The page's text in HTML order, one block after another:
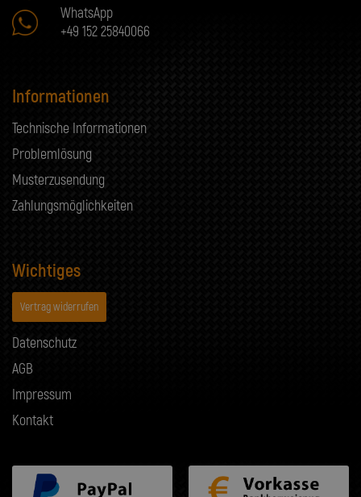
WhatsApp
+49 152 25840066
Informationen
Technische Informationen
Problemlösung
Musterzusendung
Zahlungsmöglichkeiten
Wichtiges
Vertrag widerrufen
Datenschutz
AGB
Impressum
Kontakt